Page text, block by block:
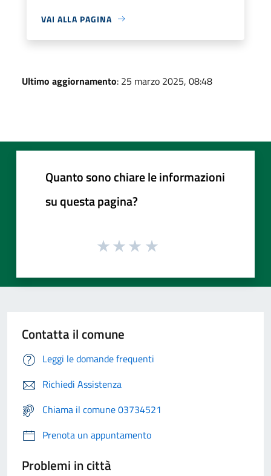
VAI ALLA PAGINA
Ultimo aggiornamento: 25 marzo 2025, 08:48
Quanto sono chiare le informazioni
su questa pagina?
Contatta il comune
Leggi le domande frequenti
Richiedi Assistenza
Chiama il comune 03734521
Prenota un appuntamento
Problemi in città